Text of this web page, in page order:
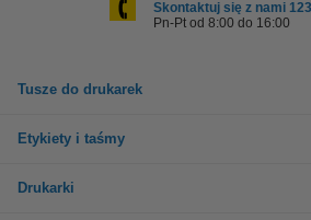
Skontaktuj się z nami
Pn-Pt od 8:00 do 16:00
Tusze do drukarek
Etykiety i taśmy
Drukarki